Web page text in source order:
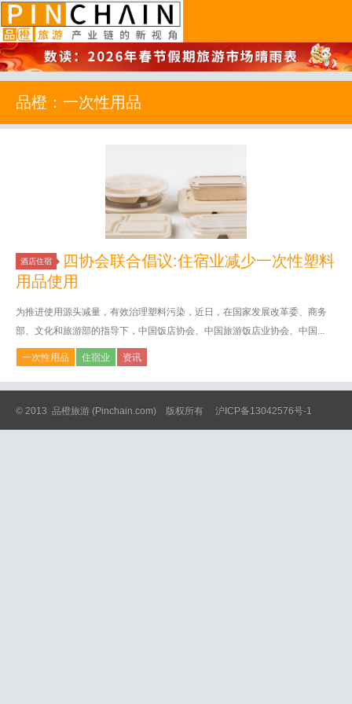
品橙旅游
品橙：一次性用品
酒店住宿
四协会联合倡议:住宿业减少一次性塑料
用品使用
为推进使用源头减量，有效治理塑料污染，近日，在国家发展改革委、商务
部、文化和旅游部的指导下，中国饭店协会、中国旅游饭店业协会、中国...
一次性用品 住宿业 资讯
© 2013 品橙旅游 (Pinchain.com) 版权所有 沪ICP备13042576号-1